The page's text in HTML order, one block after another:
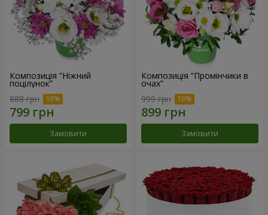
Композиція “Ніжний
поцілунок”
888 грн
Замовити
Композиція “Промінчики в
очах”
999 грн
Замовити